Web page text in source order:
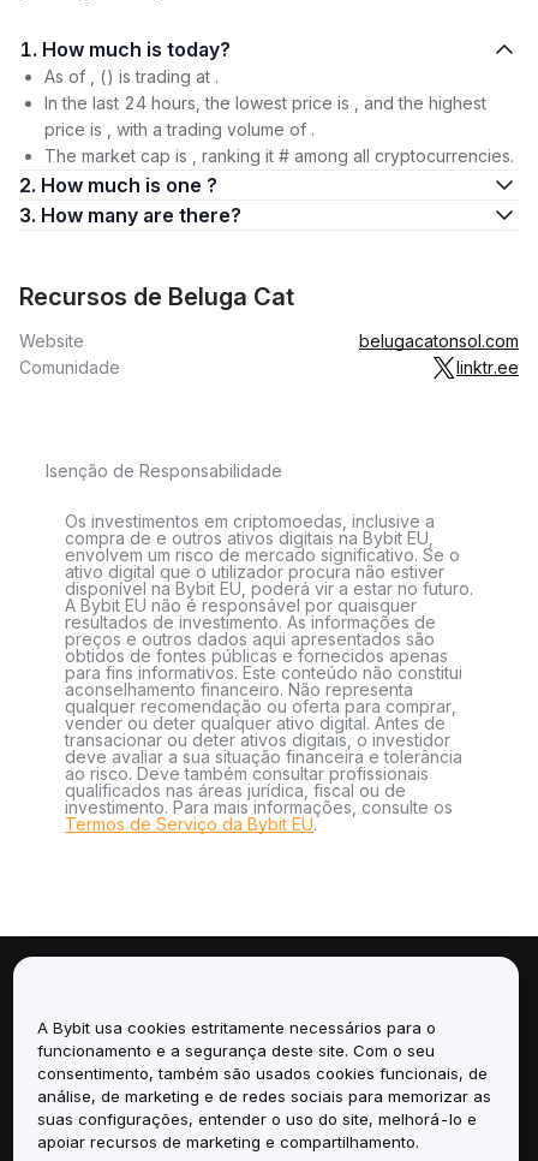
1. How much is today?
As of , () is trading at .
In the last 24 hours, the lowest price is , and the highest
price is , with a trading volume of .
The market cap is , ranking it # among all cryptocurrencies.
2. How much is one ?
3. How many are there?
Recursos de Beluga Cat
Website
belugacatonsol.com
Comunidade
linktr.ee
Isenção de Responsabilidade
Os investimentos em criptomoedas, inclusive a
compra de e outros ativos digitais na Bybit EU,
envolvem um risco de mercado significativo. Se o
ativo digital que o utilizador procura não estiver
disponível na Bybit EU, poderá vir a estar no futuro.
A Bybit EU não é responsável por quaisquer
resultados de investimento. As informações de
preços e outros dados aqui apresentados são
obtidos de fontes públicas e fornecidos apenas
para fins informativos. Este conteúdo não constitui
aconselhamento financeiro. Não representa
qualquer recomendação ou oferta para comprar,
vender ou deter qualquer ativo digital. Antes de
transacionar ou deter ativos digitais, o investidor
deve avaliar a sua situação financeira e tolerância
ao risco. Deve também consultar profissionais
qualificados nas áreas jurídica, fiscal ou de
investimento. Para mais informações, consulte os
Termos de Serviço da Bybit EU.
Serviços
Suporte
A Bybit usa cookies estritamente necessários para o
funcionamento e a segurança deste site. Com o seu
consentimento, também são usados cookies funcionais, de
análise, de marketing e de redes sociais para memorizar as
suas configurações, entender o uso do site, melhorá-lo e
apoiar recursos de marketing e compartilhamento.